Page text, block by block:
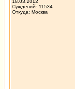
18.03.2012
Суждений: 11534
Откуда: Москва